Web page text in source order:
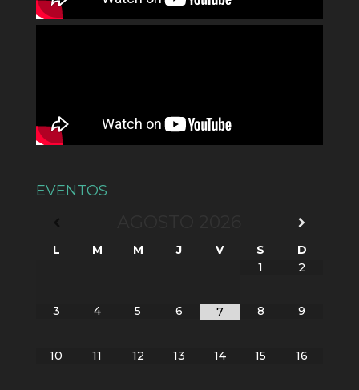
EVENTOS
L M M J V S
D
1
2
3 4 5 6 7 8 9
10 11 12 13 14 15 16